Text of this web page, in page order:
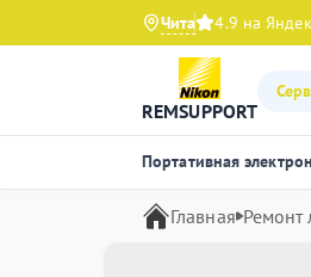
Чита 4.9 на
REMSUPPORT
Портативная
Главная Ремонт